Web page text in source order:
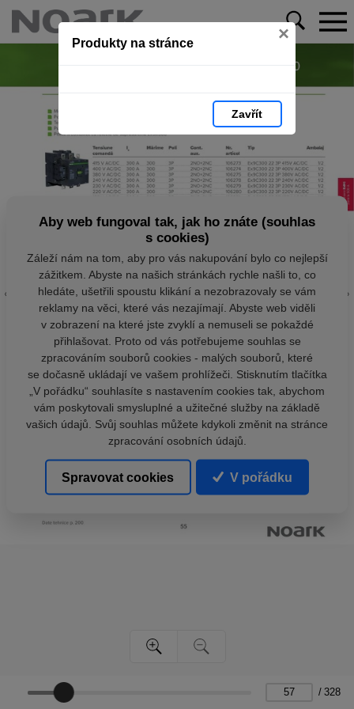
Produkty na stránce ×
Zavřít
/ 328
Aby web fungoval tak, jak ho znáte (souhlas
s cookies)
Záleží nám na tom, aby pro vás nakupování bylo co nejlepší
zážitkem. Abyste na našich stránkách rychle našli to, co
hledáte, ušetřili spoustu klikání a nezobrazovaly se vám
reklamy na věci, které vás nezajímají. Abyste web viděli
v zobrazení na které jste zvyklí a nemuseli se pokaždé
přihlašovat. Proto od vás potřebujeme souhlas se
zpracováním souborů cookies - malých souborů, které
se dočasně ukládají ve vašem prohlížeči. Stisknutím tlačítka
„V pořádku“ souhlasíte s nastavením cookies tak, abychom
vám poskytovali smysluplné a užitečné služby na základě
vašich údajů. Svůj souhlas můžete kdykoli změnit na stránce
zpracování osobních údajů.
Spravovat cookies V pořádku